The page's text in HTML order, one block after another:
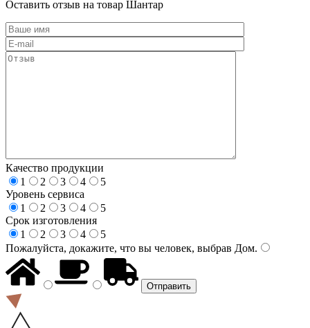
Оставить отзыв на товар Шантар
Качество продукции
1
2 3 4
5
Уровень сервиса
1
2 3 4
5
Срок изготовления
1
2 3 4
5
Пожалуйста, докажите, что вы человек, выбрав Дом.